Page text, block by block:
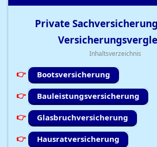
Private
Inhaltsverzeichnis
Bootsversicherung
Bauleistungsversicherung
Glasbruchversicherung
Hausratversicherung